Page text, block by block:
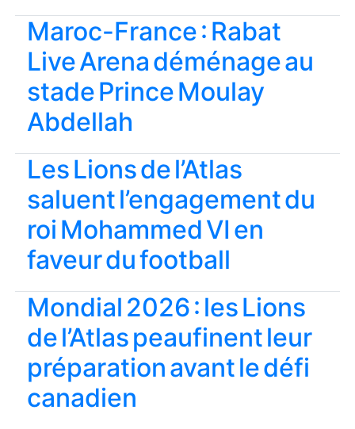
Maroc-France : Rabat
Live Arena déménage au
stade Prince Moulay
Abdellah
Les Lions de l’Atlas
saluent l’engagement du
roi Mohammed VI en
faveur du football
Mondial 2026 : les Lions
de l’Atlas peaufinent leur
préparation avant le défi
canadien